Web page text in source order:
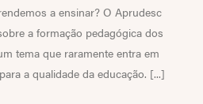
a ensinar? O Aprudesc
a formação pedagógica dos
tema que raramente entra em
a qualidade da educação. [...]